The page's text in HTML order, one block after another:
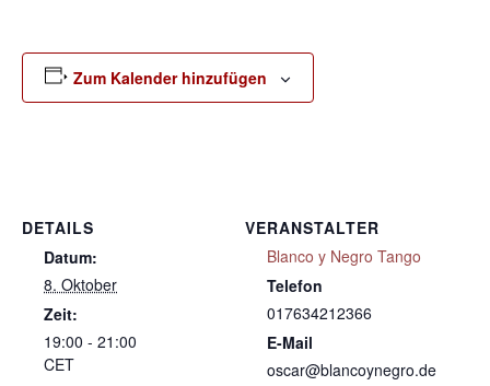
Zum Kalender hinzufügen
DETAILS
Datum:
8. Oktober
Zeit:
19:00 - 21:00
CET
VERANSTALTER
Blanco y Negro Tango
Telefon
017634212366
E-Mail
oscar@blancoynegro.de